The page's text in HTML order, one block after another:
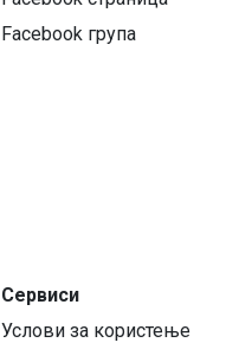
Facebook група
Сервиси
Услови за користење